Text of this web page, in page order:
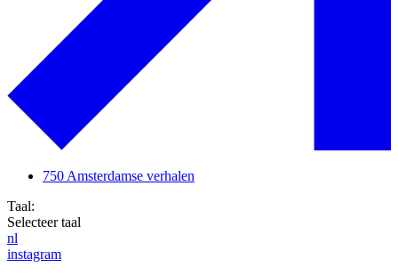
750 Amsterdamse verhalen
Taal:
Selecteer taal
nl
instagram